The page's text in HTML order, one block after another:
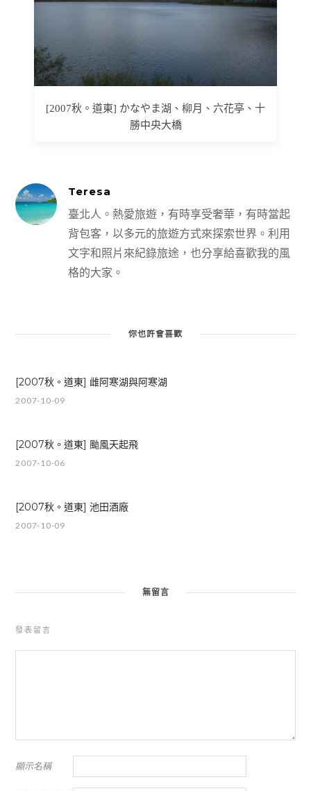
[2007秋。道東] かなやま湖、柳月、六花亭、十
勝中央大橋
Teresa
臺北人。熱愛旅遊，有時享受奢華，有時當起
背包客，以多元的旅遊方式來探索世界。利用
文字和照片來紀錄旅途，也分享給喜歡我的風
格的大家。
你也許會喜歡
[2007秋。道東] 雌阿寒湖與阿寒湖
2007-10-09
[2007秋。道東] 颱風天起飛
2007-10-06
[2007秋。道東] 池田酒廠
2007-10-09
無留言
發表留言
顯示名稱